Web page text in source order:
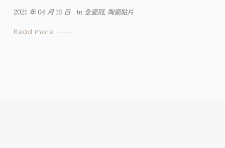
2021 年 04 月 16 日 in 全瓷冠, 陶瓷貼片
Read more